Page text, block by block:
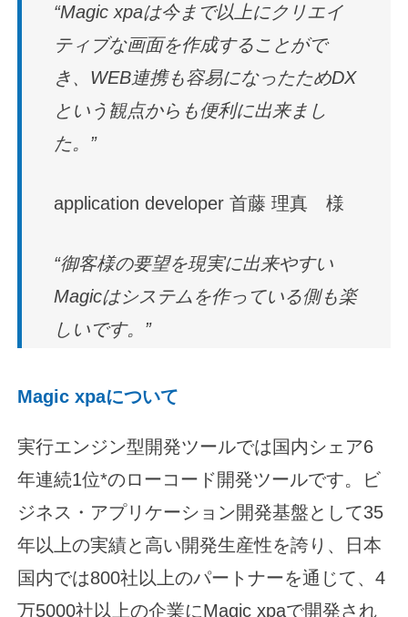
“Magic xpaは今まで以上にクリエイ
ティブな画面を作成することがで
き、WEB連携も容易になったためDX
という観点からも便利に出来まし
た。”
application developer 首藤 理真 様
“御客様の要望を現実に出来やすい
Magicはシステムを作っている側も楽
しいです。”
Magic xpaについて
実行エンジン型開発ツールでは国内シェア6
年連続1位*のローコード開発ツールです。ビ
ジネス・アプリケーション開発基盤として35
年以上の実績と高い開発生産性を誇り、日本
国内では800社以上のパートナーを通じて、4
万5000社以上の企業にMagic xpaで開発され